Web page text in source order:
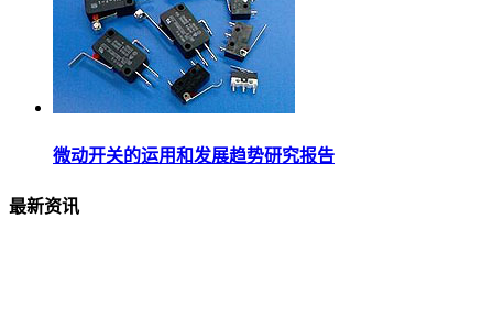
微动开关的运用和发展趋势研究报告
最新资讯